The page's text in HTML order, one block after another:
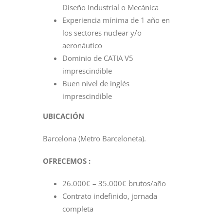
Diseño Industrial o Mecánica
Experiencia mínima de 1 año en
los sectores nuclear y/o
aeronáutico
Dominio de CATIA V5
imprescindible
Buen nivel de inglés
imprescindible
UBICACIÓN
Barcelona (Metro Barceloneta).
OFRECEMOS :
26.000€ – 35.000€ brutos/año
Contrato indefinido, jornada
completa